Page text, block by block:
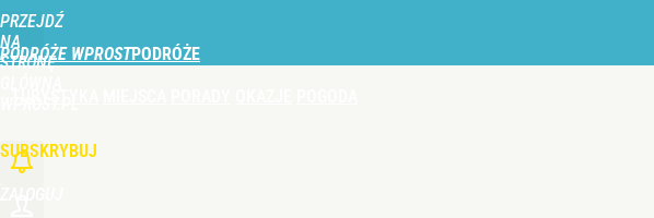
PRZEJDŹ
NA
STRONĘ
PODRÓŻE WPROST
SUBSKRYBUJ